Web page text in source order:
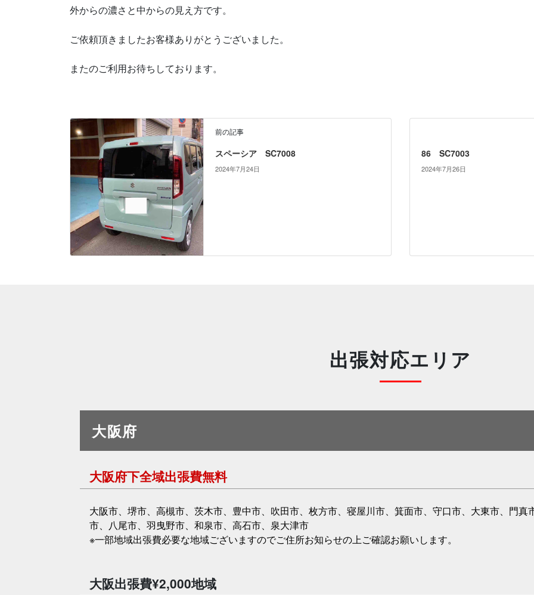
外からの濃さと中からの見え方です。
ご依頼頂きましたお客様ありがとうございました。
またのご利用お待ちしております。
前の記事
スペーシア SC7008
2024年7月24日
86 SC7003
2024年7月26日
出張対応エリア
大阪府
大阪府下全域出張費無料
大阪市、堺市、高槻市、茨木市、豊中市、吹田市、枚方市、寝屋川市、箕面市、守口市、大東市、門
市、八尾市、羽曳野市、和泉市、高石市、泉大津市
※一部地域出張費必要な地域ございますのでご住所お知らせの上ご確認お願いします。
大阪出張費¥2,000地域